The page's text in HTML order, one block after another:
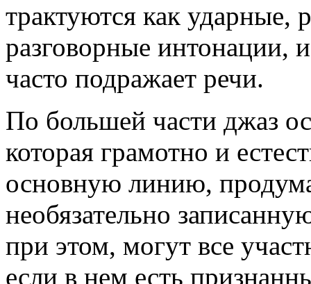
трактуются как ударные,
разговорные интонации,
часто подражает речи.
По большей части джаз
которая грамотно и
основную линию,
необязательно
при этом, могут все
если в нем есть